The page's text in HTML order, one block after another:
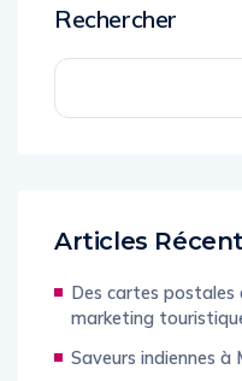
Rechercher
Articles
Des cartes postales
marketing
Saveurs indiennes à